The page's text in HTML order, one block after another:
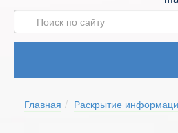
Главная Раскрытие